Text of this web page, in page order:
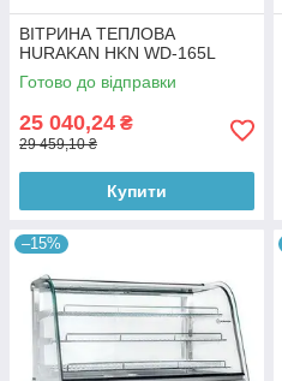
ВІТРИНА ТЕПЛОВА
HURAKAN HKN WD-165L
Готово до відправки
25 040,24 ₴
29 459,10 ₴
Купити
–15%